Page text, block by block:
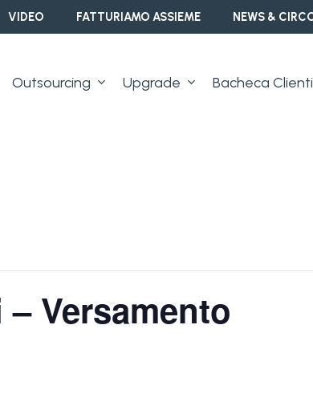
VIDEO FATTURIAMO ASSIEME NEWS &
Outsourcing Upgrade Bacheca Clienti
Versamento